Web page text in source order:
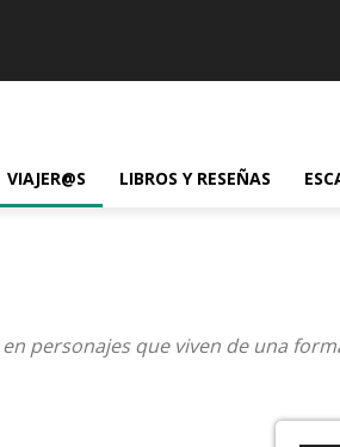
VIAJER@S LIBROS Y RESEÑAS
personajes que viven de una